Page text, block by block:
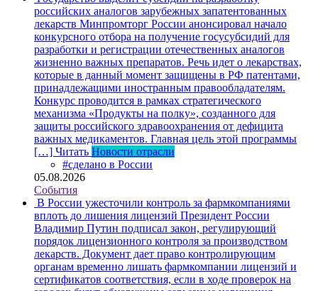
российских аналогов зарубежных запатентованных
лекарств Минпромторг России анонсировал начало
конкурсного отбора на получение госусубсидий для
разработки и регистрации отечественных аналогов
жизненно важных препаратов. Речь идет о лекарствах,
которые в данный момент защищены в РФ патентами,
принадлежащими иностранным правообладателям.
Конкурс проводится в рамках стратегического
механизма «Продукты на полку», созданного для
защиты российского здравоохранения от дефицита
важных медикаментов. Главная цель этой программы
[…] Читать Новости отрасли
#сделано в России
05.08.2026
События
В России ужесточили контроль за фармкомпаниями
вплоть до лишения лицензий Президент России
Владимир Путин подписал закон, регулирующий
порядок лицензионного контроля за производством
лекарств. Документ дает право контролирующим
органам временно лишать фармкомпании лицензий и
сертификатов соответствия, если в ходе проверок на